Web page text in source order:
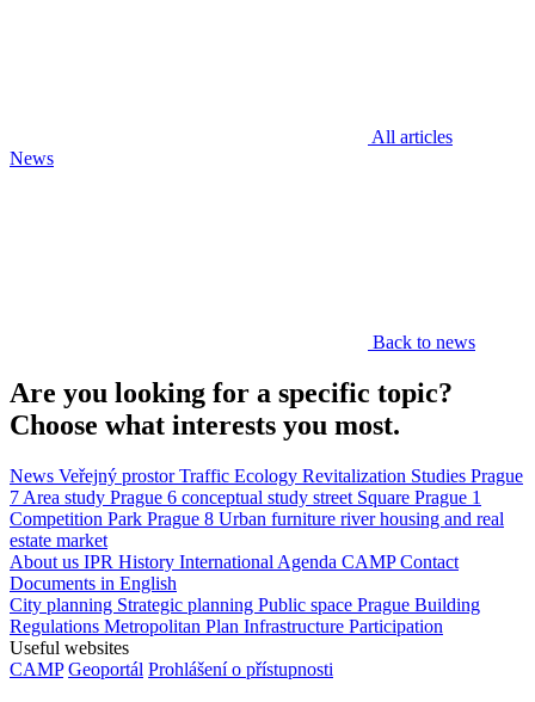
All articles
News
Back to news
Are you looking for a specific topic?
Choose what interests you most.
News Veřejný prostorTraffic Ecology Revitalization Studies Prague
7 Area study Prague 6 conceptual study street Square Prague 1
Competition Park Prague 8 Urban furniture riverhousing and real
estate market
About us IPR History International Agenda CAMPContact
Documents in English
City planning Strategic planning Public space Prague Building
Regulations Metropolitan Plan Infrastructure Participation
Useful websites
CAMP Geoportál Prohlášení o přístupnosti